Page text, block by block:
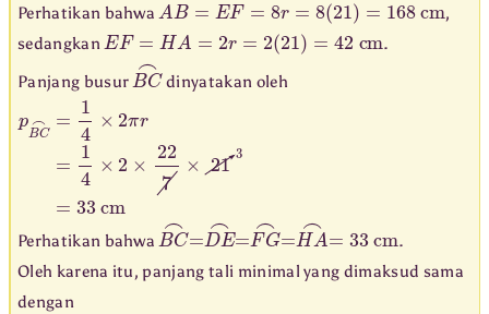
Perhatikan bahwa
,
sedangkanEF= A=2r (21 =42 cm
.
Panjang busurBC⌢
dinyatakan oleh
14 14× 7×
Perhatikan bahwaBC⌢ =DE =FG ⌢=H ⌢=33
.
Oleh karena itu, panjang tali minimal yang dimaksud sama
dengan